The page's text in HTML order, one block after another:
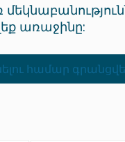
առաջինը:
համար